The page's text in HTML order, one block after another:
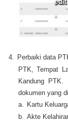
4.
Perbaiki data
PTK, Tempat
Kandung PTK.
dokumen yang
a.
Kartu
b.
Akte